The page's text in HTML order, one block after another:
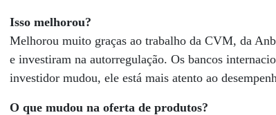
Isso melhorou?
Melhorou muito graças ao trabalho da CVM, da
e investiram na autorregulação. Os bancos
investidor mudou, ele está mais atento ao
O que mudou na oferta de produtos?